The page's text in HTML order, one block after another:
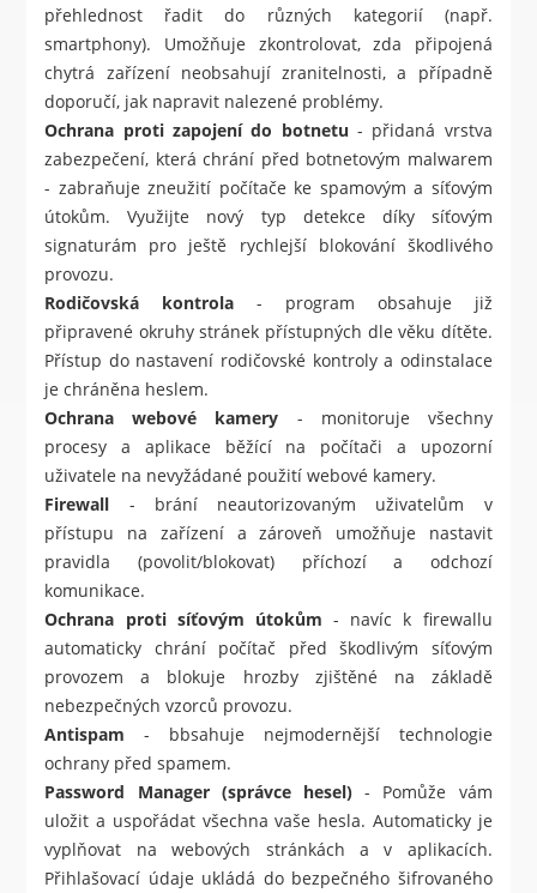
přehlednost řadit do různých kategorií (např.
smartphony). Umožňuje zkontrolovat, zda připojená
chytrá zařízení neobsahují zranitelnosti, a případně
doporučí, jak napravit nalezené problémy.
Ochrana proti zapojení do botnetu - přidaná vrstva
zabezpečení, která chrání před botnetovým malwarem
- zabraňuje zneužití počítače ke spamovým a síťovým
útokům. Využijte nový typ detekce díky síťovým
signaturám pro ještě rychlejší blokování škodlivého
provozu.
Rodičovská kontrola - program obsahuje již
připravené okruhy stránek přístupných dle věku dítěte.
Přístup do nastavení rodičovské kontroly a odinstalace
je chráněna heslem.
Ochrana webové kamery - monitoruje všechny
procesy a aplikace běžící na počítači a upozorní
uživatele na nevyžádané použití webové kamery.
Firewall - brání neautorizovaným uživatelům v
přístupu na zařízení a zároveň umožňuje nastavit
pravidla (povolit/blokovat) příchozí a odchozí
komunikace.
Ochrana proti síťovým útokům - navíc k firewallu
automaticky chrání počítač před škodlivým síťovým
provozem a blokuje hrozby zjištěné na základě
nebezpečných vzorců provozu.
Antispam - bbsahuje nejmodernější technologie
ochrany před spamem.
Password Manager (správce hesel) - Pomůže vám
uložit a uspořádat všechna vaše hesla. Automaticky je
vyplňovat na webových stránkách a v aplikacích.
Přihlašovací údaje ukládá do bezpečného šifrovaného